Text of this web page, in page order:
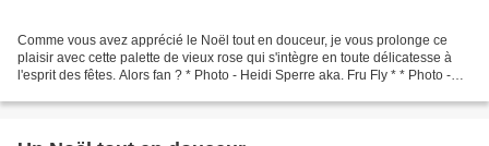
Comme vous avez apprécié le Noël tout en douceur, je vous prolonge ce
plaisir avec cette palette de vieux rose qui s'intègre en toute délicatesse à
l'esprit des fêtes. Alors fan ? * Photo - Heidi Sperre aka. Fru Fly * * Photo -